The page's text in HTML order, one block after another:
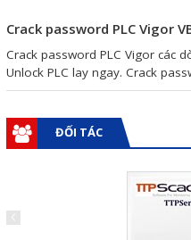
Crack password PLC Vigor
Crack password PLC Vigor các
Unlock PLC lay ngay. Crack
ĐỐI TÁC
Bộ điều khiển nhiệt độ
Bộ đếm - Bộ hẹn giờ
Phụ kiện lắp tủ điện